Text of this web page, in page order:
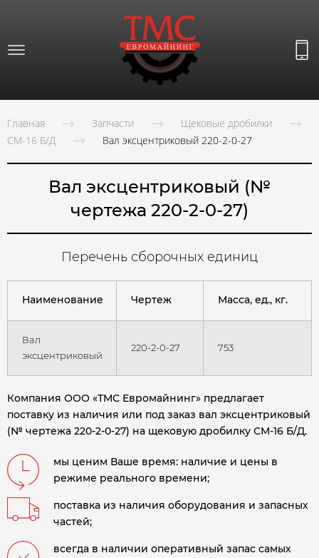
Главная Запчасти
Щековые дробилки
СМ-16 Б/Д
Вал эксцентриковый 220-2-0-27
Вал эксцентриковый (№
чертежа 220-2-0-27)
Перечень сборочных единиц
Наименование Чертеж Масса, ед., кг.
Вал
эксцентриковый
220-2-0-27 753
Компания ООО «ТМС Евромайнинг» предлагает
поставку из наличия или под заказ вал эксцентриковый
(№ чертежа 220-2-0-27) на щековую дробилку СМ-16 Б/Д.
мы ценим Ваше время: наличие и цены в
режиме реального времени;
поставка из наличия оборудования и запасных
частей;
всегда в наличии оперативный запас самых